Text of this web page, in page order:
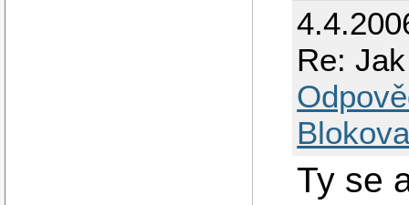
Re:
Ty se